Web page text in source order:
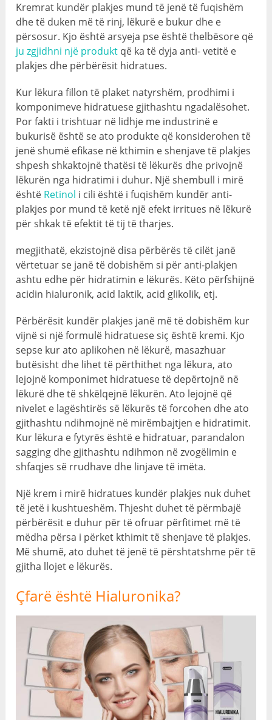
Kremrat kundër plakjes mund të jenë të fuqishëm
dhe të duken më të rinj, lëkurë e bukur dhe e
përsosur. Kjo është arsyeja pse është thelbësore që
ju zgjidhni një produkt që ka të dyja anti- vetitë e
plakjes dhe përbërësit hidratues.
Kur lëkura fillon të plaket natyrshëm, prodhimi i
komponimeve hidratuese gjithashtu ngadalësohet.
Por fakti i trishtuar në lidhje me industrinë e
bukurisë është se ato produkte që konsiderohen të
jenë shumë efikase në kthimin e shenjave të plakjes
shpesh shkaktojnë thatësi të lëkurës dhe privojnë
lëkurën nga hidratimi i duhur. Një shembull i mirë
është Retinol i cili është i fuqishëm kundër anti-
plakjes por mund të ketë një efekt irritues në lëkurë
për shkak të efektit të tij të tharjes.
megjithatë, ekzistojnë disa përbërës të cilët janë
vërtetuar se janë të dobishëm si për anti-plakjen
ashtu edhe për hidratimin e lëkurës. Këto përfshijnë
acidin hialuronik, acid laktik, acid glikolik, etj.
Përbërësit kundër plakjes janë më të dobishëm kur
vijnë si një formulë hidratuese siç është kremi. Kjo
sepse kur ato aplikohen në lëkurë, masazhuar
butësisht dhe lihet të përthithet nga lëkura, ato
lejojnë komponimet hidratuese të depërtojnë në
lëkurë dhe të shkëlqejnë lëkurën. Ato lejojnë që
nivelet e lagështirës së lëkurës të forcohen dhe ato
gjithashtu ndihmojnë në mirëmbajtjen e hidratimit.
Kur lëkura e fytyrës është e hidratuar, parandalon
sagging dhe gjithashtu ndihmon në zvogëlimin e
shfaqjes së rrudhave dhe linjave të imëta.
Një krem ​​i mirë hidratues kundër plakjes nuk duhet
të jetë i kushtueshëm. Thjesht duhet të përmbajë
përbërësit e duhur për të ofruar përfitimet më të
mëdha përsa i përket kthimit të shenjave të plakjes.
Më shumë, ato duhet të jenë të përshtatshme për të
gjitha llojet e lëkurës.
Çfarë është Hialuronika?